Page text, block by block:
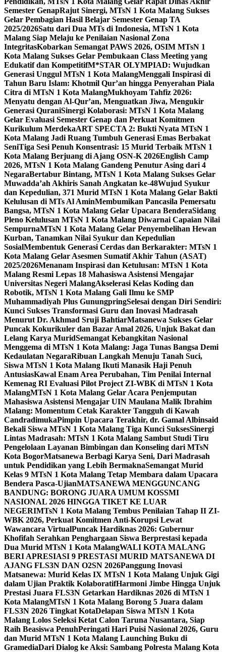
Semester GenapRajut Sinergi, MTsN 1 Kota Malang Sukses
Gelar Pembagian Hasil Belajar Semester Genap TA
2025/2026Satu dari Dua MTs di Indonesia, MTsN 1 Kota
Malang Siap Melaju ke Penilaian Nasional Zona
IntegritasKobarkan Semangat PAWS 2026, OSIM MTsN 1
Kota Malang Sukses Gelar Pembukaan Class Meeting yang
Edukatif dan KompetitifM*STAR OLYMPIAD: Wujudkan
Generasi Unggul MTsN 1 Kota MalangMenggali Inspirasi di
Tahun Baru Islam: Khotmil Qur’an hingga Penyerahan Piala
Citra di MTsN 1 Kota MalangMukhoyam Tahfiz 2026:
Menyatu dengan Al-Qur’an, Menguatkan Jiwa, Mengukir
Generasi QuraniSinergi Kolaborasi: MTsN 1 Kota Malang
Gelar Evaluasi Semester Genap dan Perkuat Komitmen
Kurikulum MerdekaART SPECTA 2: Bukti Nyata MTsN 1
Kota Malang Jadi Ruang Tumbuh Generasi Emas Berbakat
SeniTiga Sesi Penuh Konsentrasi: 15 Murid Terbaik MTsN 1
Kota Malang Berjuang di Ajang OSN-K 2026English Camp
2026, MTsN 1 Kota Malang Gandeng Penutur Asing dari 4
NegaraBertabur Bintang, MTsN 1 Kota Malang Sukses Gelar
Muwadda’ah Akhiris Sanah Angkatan ke-48Wujud Syukur
dan Kepedulian, 371 Murid MTsN 1 Kota Malang Gelar Bakti
Kelulusan di MTs Al AminMembumikan Pancasila Pemersatu
Bangsa, MTsN 1 Kota Malang Gelar Upacara BenderaSidang
Pleno Kelulusan MTsN 1 Kota Malang Diwarnai Capaian Nilai
SempurnaMTsN 1 Kota Malang Gelar Penyembelihan Hewan
Kurban, Tanamkan Nilai Syukur dan Kepedulian
SosialMembentuk Generasi Cerdas dan Berkarakter: MTsN 1
Kota Malang Gelar Asesmen Sumatif Akhir Tahun (ASAT)
2025/2026Menanam Inspirasi dan Ketulusan: MTsN 1 Kota
Malang Resmi Lepas 18 Mahasiswa Asistensi Mengajar
Universitas Negeri MalangAkselerasi Kelas Koding dan
Robotik, MTsN 1 Kota Malang Gali Ilmu ke SMP
Muhammadiyah Plus GunungpringSelesai dengan Diri Sendiri:
Kunci Sukses Transformasi Guru dan Inovasi Madrasah
Menurut Dr. Akhmad Sruji BahtiarMatsanewa Sukses Gelar
Puncak Kokurikuler dan Bazar Amal 2026, Unjuk Bakat dan
Lelang Karya MuridSemangat Kebangkitan Nasional
Menggema di MTsN 1 Kota Malang: Jaga Tunas Bangsa Demi
Kedaulatan NegaraRibuan Langkah Menuju Tanah Suci,
Siswa MTsN 1 Kota Malang Ikuti Manasik Haji Penuh
AntusiasKawal Enam Area Perubahan, Tim Penilai Internal
Kemenag RI Evaluasi Pilot Project ZI-WBK di MTsN 1 Kota
MalangMTsN 1 Kota Malang Gelar Acara Penjemputan
Mahasiswa Asistensi Mengajar UIN Maulana Malik Ibrahim
Malang: Momentum Cetak Karakter Tangguh di Kawah
CandradimukaPimpin Upacara Terakhir, dr. Gamal Albinsaid
Bekali Siswa MTsN 1 Kota Malang Tiga Kunci SuksesSinergi
Lintas Madrasah: MTsN 1 Kota Malang Sambut Studi Tiru
Pengelolaan Layanan Bimbingan dan Konseling dari MTsN
Kota BogorMatsanewa Berbagi Karya Seni, Dari Madrasah
untuk Pendidikan yang Lebih BermaknaSemangat Murid
Kelas 9 MTsN 1 Kota Malang Tetap Membara dalam Upacara
Bendera Pasca-UjianMATSANEWA MENGGUNCANG
BANDUNG: BORONG JUARA UMUM KOSSMI
NASIONAL 2026 HINGGA TIKET KE LUAR
NEGERIMTsN 1 Kota Malang Tembus Penilaian Tahap II ZI-
WBK 2026, Perkuat Komitmen Anti-Korupsi Lewat
Wawancara VirtualPuncak Hardiknas 2026: Gubernur
Khofifah Serahkan Penghargaan Siswa Berprestasi kepada
Dua Murid MTsN 1 Kota MalangWALI KOTA MALANG
BERI APRESIASI 9 PRESTASI MURID MATSANEWA DI
AJANG FLS3N DAN O2SN 2026Panggung Inovasi
Matsanewa: Murid Kelas IX MTsN 1 Kota Malang Unjuk Gigi
dalam Ujian Praktik KolaboratifHarmoni Jimbe Hingga Unjuk
Prestasi Juara FLS3N Getarkan Hardiknas 2026 di MTsN 1
Kota MalangMTsN 1 Kota Malang Borong 5 Juara dalam
FLS3N 2026 Tingkat KotaDelapan Siswa MTsN 1 Kota
Malang Lolos Seleksi Ketat Calon Taruna Nusantara, Siap
Raih Beasiswa PenuhPeringati Hari Puisi Nasional 2026, Guru
dan Murid MTsN 1 Kota Malang Launching Buku di
GramediaDari Dialog ke Aksi: Sambang Polresta Malang Kota